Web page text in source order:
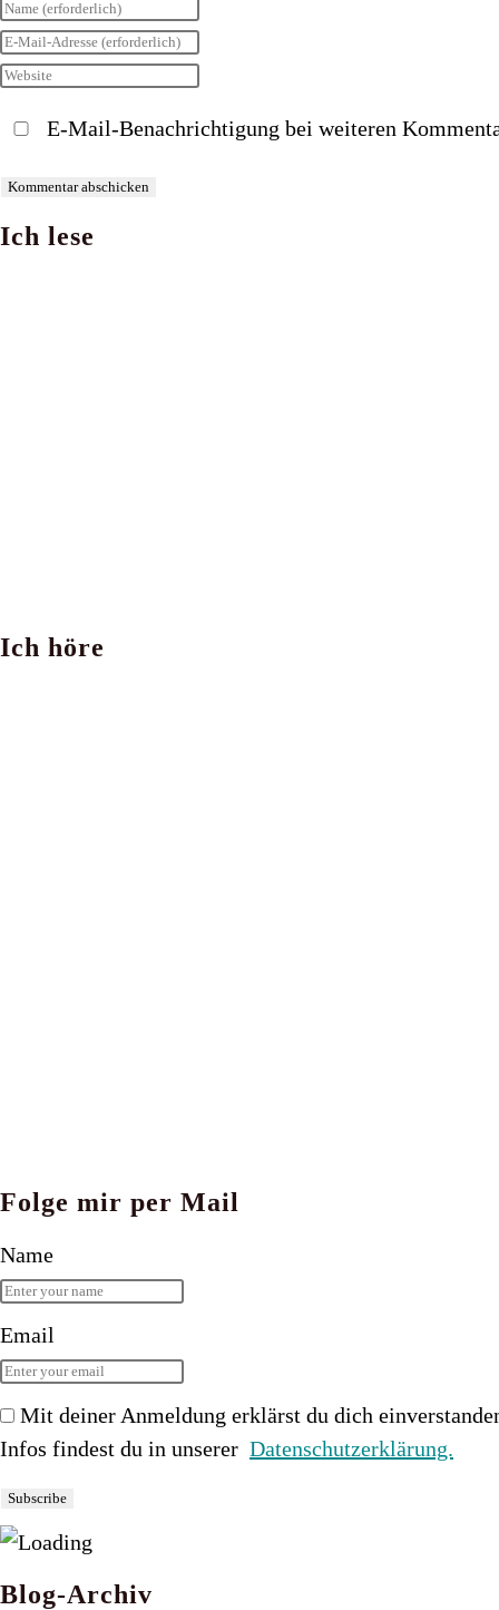
deinen
Namen
Benutzernamen
ein
Gib
deine
Mail-
Kommentieren
Gib
Website-
(optional)
E-Mail-Benachrichtigung bei weiteren
Ich lese
Ich höre
Folge mir per Mail
Name
Email
Mit deiner Anmeldung erklärst du dich
Infos findest du in unserer Datenschutzerklärung.
Blog-Archiv